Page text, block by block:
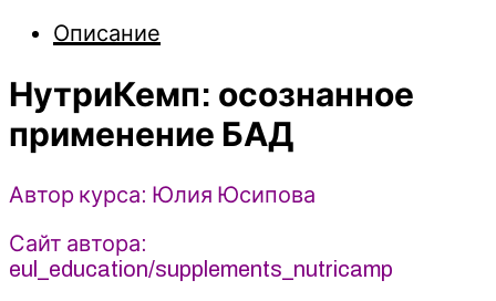
применение
-
Юлия
Юсипова
Описание
НутриКемп: осознанное
применение БАД
Автор курса: Юлия Юсипова
Сайт автора:
eul_education/supplements_nutricamp